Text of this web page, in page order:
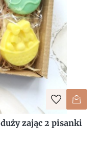
zając 2 pisanki